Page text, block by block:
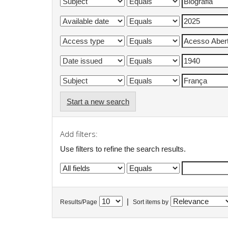
Start a new search
Add filters:
Use filters to refine the search results.
Results/Page Sort items by